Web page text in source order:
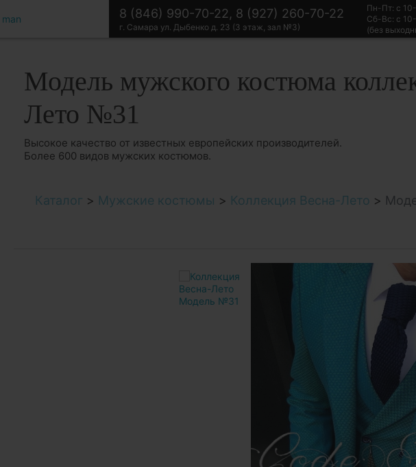
8 (846) 990-70-22, 8 (927) 260-70-22
г. Самара ул. Дыбенко д. 23 (3 этаж, зал №3)
Пн-Пт: с
Сб-Вс: с
(без
Модель мужского костюма
Лето №31
Высокое качество от известных европейских производителей.
Более 600 видов мужских костюмов.
Каталог > Мужские костюмы > Коллекция Весна-Лето >